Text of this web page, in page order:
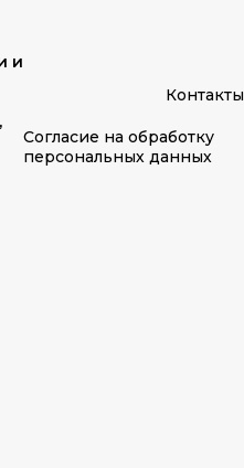
и
Контакты
Согласие на обработку
персональных данных